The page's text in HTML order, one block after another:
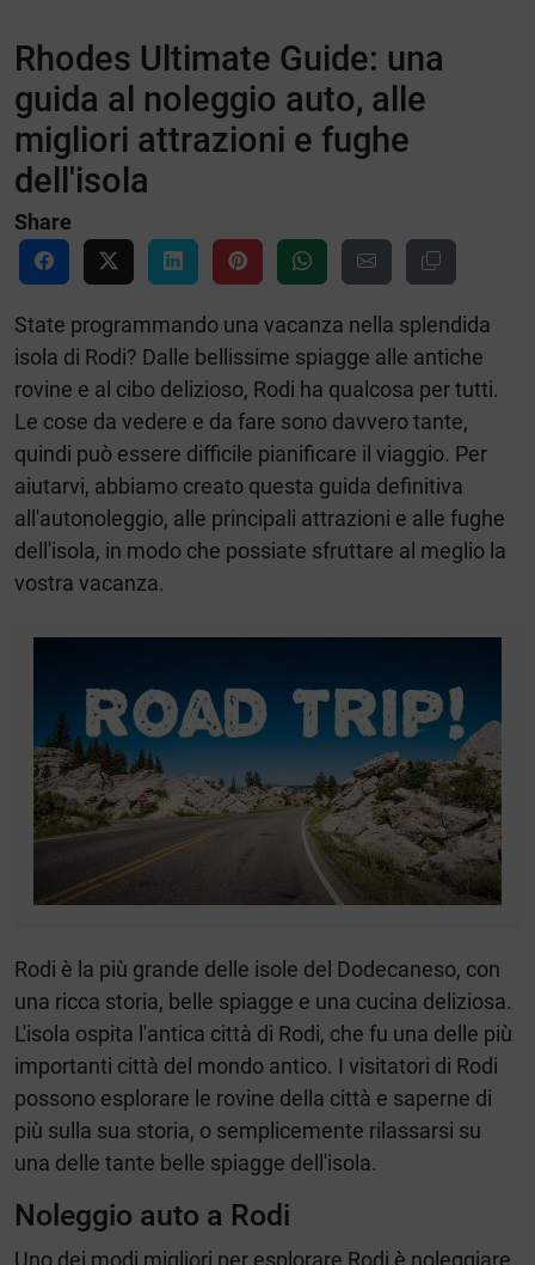
Rhodes Ultimate Guide: una
guida al noleggio auto, alle
migliori attrazioni e fughe
dell'isola
Share
State programmando una vacanza nella splendida
isola di Rodi? Dalle bellissime spiagge alle antiche
rovine e al cibo delizioso, Rodi ha qualcosa per tutti.
Le cose da vedere e da fare sono davvero tante,
quindi può essere difficile pianificare il viaggio. Per
aiutarvi, abbiamo creato questa guida definitiva
all'autonoleggio, alle principali attrazioni e alle fughe
dell'isola, in modo che possiate sfruttare al meglio la
vostra vacanza.
Rodi è la più grande delle isole del Dodecaneso, con
una ricca storia, belle spiagge e una cucina deliziosa.
L'isola ospita l'antica città di Rodi, che fu una delle più
importanti città del mondo antico. I visitatori di Rodi
possono esplorare le rovine della città e saperne di
più sulla sua storia, o semplicemente rilassarsi su
una delle tante belle spiagge dell'isola.
Noleggio auto a Rodi
Uno dei modi migliori per esplorare Rodi è noleggiare